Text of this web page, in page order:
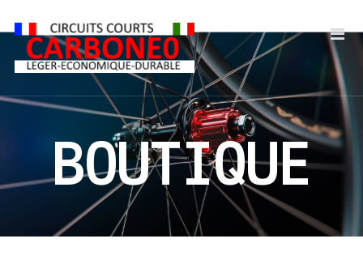
BOUTIQUE